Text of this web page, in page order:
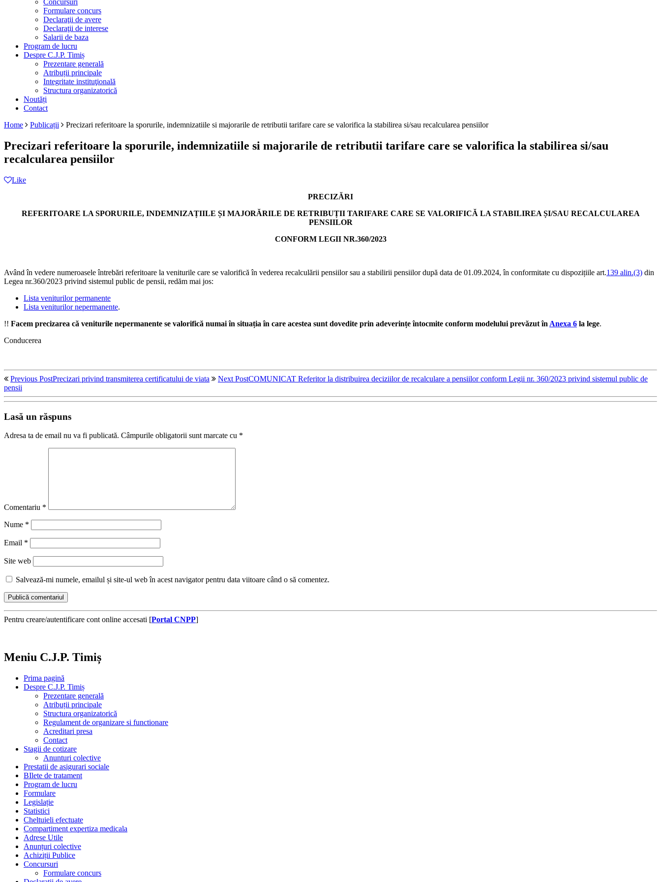
Concursuri
Formulare concurs
Declaraţii de avere
Declaraţii de interese
Salarii de baza
Program de lucru
Despre C.J.P. Timiș
Prezentare generală
Atribuții principale
Integritate instituţională
Structura organizatorică
Noutăți
Contact
Home
Publicații Precizari referitoare la sporurile, indemnizatiile si majorarile de retributii tarifare care se valorifica la stabilirea si/sau recalcularea pensiilor
Precizari referitoare la sporurile, indemnizatiile si majorarile de retributii tarifare care se valorifica la stabilirea si/sau
recalcularea pensiilor
Like
PRECIZĂRI
REFERITOARE LA SPORURILE, INDEMNIZAȚIILE ȘI MAJORĂRILE DE RETRIBUȚII TARIFARE CARE SE VALORIFICĂ LA STABILIREA ȘI/SAU RECALCULAREA
PENSIILOR
CONFORM LEGII NR.360/2023
Având în vedere numeroasele întrebări referitoare la veniturile care se valorifică în vederea recalculării pensiilor sau a stabilirii pensiilor după data de 01.09.2024, în conformitate cu dispozițiile art.139 alin.(3) din
Legea nr.360/2023 privind sistemul public de pensii, redăm mai jos:
Lista veniturilor permanente
Lista veniturilor nepermanente.
!! Facem precizarea că veniturile nepermanente se valorifică numai în situația în care acestea sunt dovedite prin adeverințe întocmite conform modelului prevăzut în Anexa 6 la lege.
Conducerea
Previous PostPrecizari privind transmiterea certificatului de viata Next PostCOMUNICAT Referitor la distribuirea deciziilor de recalculare a pensiilor conform Legii nr. 360/2023 privind sistemul public de
pensii
Lasă un răspuns
Adresa ta de email nu va fi publicată. Câmpurile obligatorii sunt marcate cu *
Comentariu *
Nume *
Email *
Site web
Salvează-mi numele, emailul și site-ul web în acest navigator pentru data viitoare când o să comentez.
Pentru creare/autentificare cont online accesati [Portal CNPP]
Meniu C.J.P. Timiș
Prima pagină
Despre C.J.P. Timiș
Prezentare generală
Atribuții principale
Structura organizatorică
Regulament de organizare si functionare
Acreditari presa
Contact
Stagii de cotizare
Anunturi colective
Prestatii de asigurari sociale
BIlete de tratament
Program de lucru
Formulare
Legislație
Statistici
Cheltuieli efectuate
Compartiment expertiza medicala
Adrese Utile
Anunțuri colective
Achiziții Publice
Concursuri
Formulare concurs